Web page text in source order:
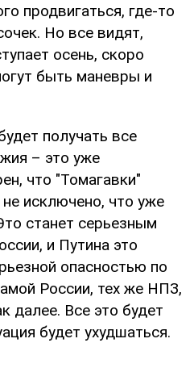
продвигаться, где-то
Но все видят,
осень, скоро
быть маневры и
получать все
– это уже
что "Томагавки"
исключено, что уже
станет серьезным
и Путина это
опасностью по
России, тех же НПЗ,
далее. Все это будет
будет ухудшаться.